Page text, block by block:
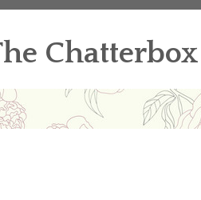
Chatterbox